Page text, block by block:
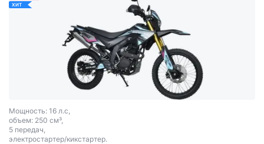
ХИТ
Мощность: 16 л.с,
объем: 250 см³,
5 передач,
электростартер/кикстартер.